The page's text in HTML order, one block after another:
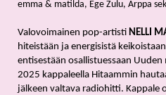
emma & matilda, Ege Zulu, Arppa
Valovoimainen pop-artisti NELLI
hiteistään ja energisistä
entisestään osallistuessaan
2025 kappaleella Hitaammin
jälkeen valtava radiohitti. Kappale